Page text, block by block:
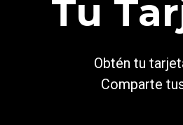
Tu
Obtén tu
Comparte